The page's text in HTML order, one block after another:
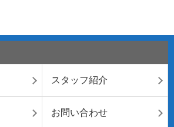
スタッフ紹介
お問い合わせ